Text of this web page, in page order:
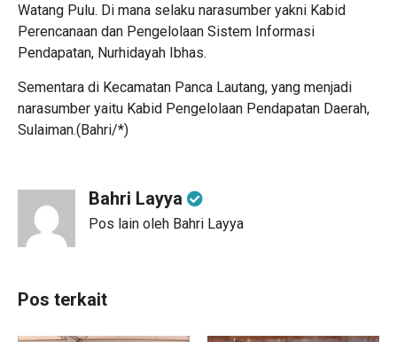
Watang Pulu. Di mana selaku narasumber yakni Kabid
Perencanaan dan Pengelolaan Sistem Informasi
Pendapatan, Nurhidayah Ibhas.
Sementara di Kecamatan Panca Lautang, yang menjadi
narasumber yaitu Kabid Pengelolaan Pendapatan Daerah,
Sulaiman.(Bahri/*)
Bahri Layya
Pos lain oleh Bahri Layya
Pos terkait